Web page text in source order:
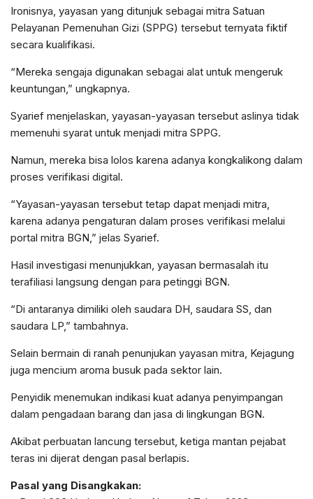
Ironisnya, yayasan yang ditunjuk sebagai mitra Satuan
Pelayanan Pemenuhan Gizi (SPPG) tersebut ternyata fiktif
secara kualifikasi.
“Mereka sengaja digunakan sebagai alat untuk mengeruk
keuntungan,” ungkapnya.
Syarief menjelaskan, yayasan-yayasan tersebut aslinya tidak
memenuhi syarat untuk menjadi mitra SPPG.
Namun, mereka bisa lolos karena adanya kongkalikong dalam
proses verifikasi digital.
“Yayasan-yayasan tersebut tetap dapat menjadi mitra,
karena adanya pengaturan dalam proses verifikasi melalui
portal mitra BGN,” jelas Syarief.
Hasil investigasi menunjukkan, yayasan bermasalah itu
terafiliasi langsung dengan para petinggi BGN.
“Di antaranya dimiliki oleh saudara DH, saudara SS, dan
saudara LP,” tambahnya.
Selain bermain di ranah penunjukan yayasan mitra, Kejagung
juga mencium aroma busuk pada sektor lain.
Penyidik menemukan indikasi kuat adanya penyimpangan
dalam pengadaan barang dan jasa di lingkungan BGN.
Akibat perbuatan lancung tersebut, ketiga mantan pejabat
teras ini dijerat dengan pasal berlapis.
Pasal yang Disangkakan: